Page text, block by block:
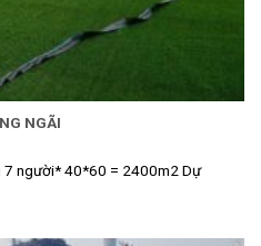
NGÃI
7 người* 40*60 = 2400m2 Dự